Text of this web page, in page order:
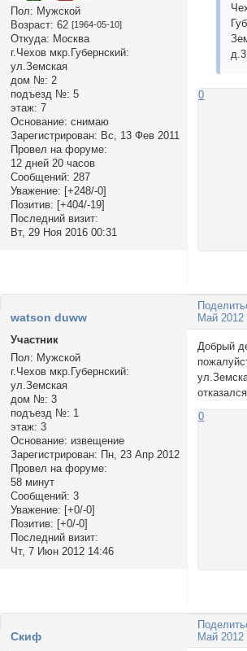
Пол: Мужской
Возраст: 62 [1964-05-10]
Откуда: Москва
г.Чехов мкр.Губернский:
ул.Земская
дом №: 2
подъезд №: 5
этаж: 7
Основание: снимаю
Зарегистрирован: Вс, 13 Фев 2011
Провел на форуме:
12 дней 20 часов
Сообщений: 287
Уважение: [+248/-0]
Позитив: [+404/-19]
Последний визит:
Вт, 29 Ноя 2016 00:31
0
Май 2012
watson duww
Участник
Пол: Мужской
г.Чехов мкр.Губернский:
ул.Земская
дом №: 3
подъезд №: 1
этаж: 3
Основание: извещение
Зарегистрирован: Пн, 23 Апр 2012
Провел на форуме:
58 минут
Сообщений: 3
Уважение: [+0/-0]
Позитив: [+0/-0]
Последний визит:
Чт, 7 Июн 2012 14:46
Добрый
0
Май 2012
Cкиф